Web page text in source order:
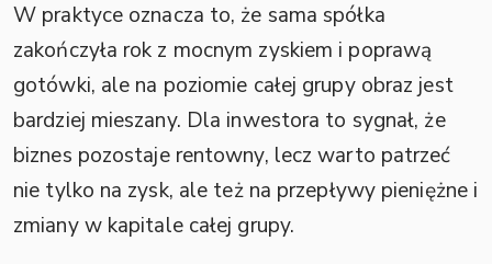
W praktyce oznacza to, że sama spółka
zakończyła rok z mocnym zyskiem i poprawą
gotówki, ale na poziomie całej grupy obraz jest
bardziej mieszany. Dla inwestora to sygnał, że
biznes pozostaje rentowny, lecz warto patrzeć
nie tylko na zysk, ale też na przepływy pieniężne i
zmiany w kapitale całej grupy.